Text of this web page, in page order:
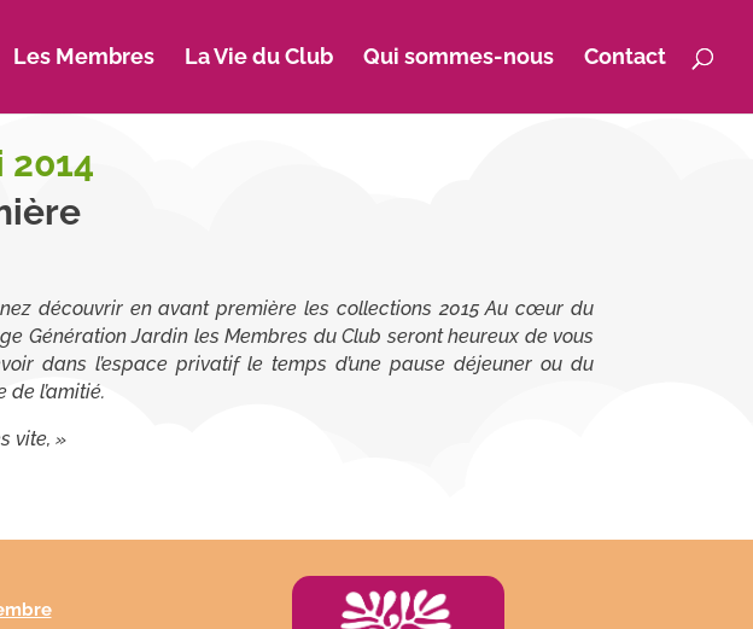
Les Membres La Vie du Club Qui sommes-nous Contact
2014
découvrir en avant première les collections 2015 Au cœur du
Génération Jardin les Membres du Club seront heureux de vous
dans l’espace privatif le temps d’une pause déjeuner ou du
de l’amitié.
vite, »